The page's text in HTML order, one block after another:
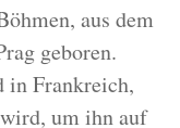
aus dem
geboren.
in Frankreich,
um ihn auf